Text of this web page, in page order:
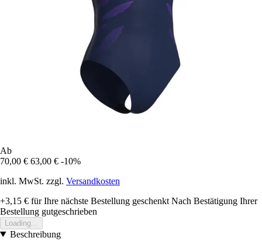
Ab
70,00 € 63,00 € -10%
inkl. MwSt. zzgl. Versandkosten
+3,15 € für Ihre nächste Bestellung geschenkt Nach Bestätigung Ihrer
Bestellung gutgeschrieben
Loading...
Beschreibung